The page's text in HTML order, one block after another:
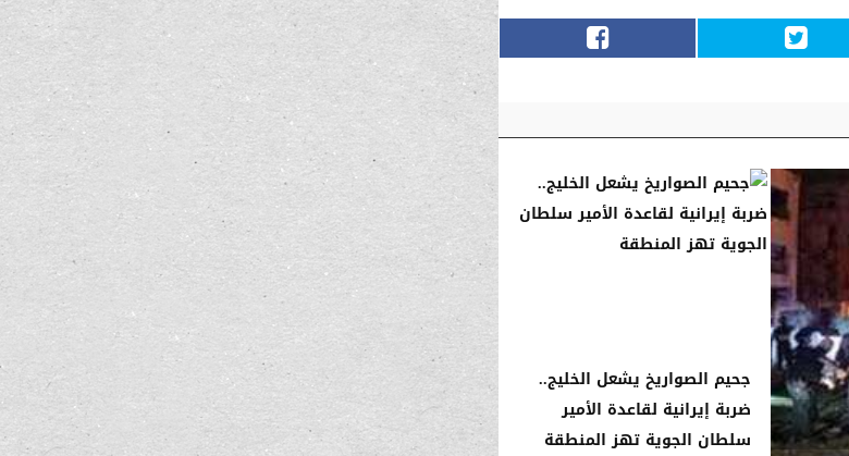
جحيم الصواريخ يشعل الخليج..
ضربة إيرانية لقاعدة الأمير
سلطان الجوية تهز المنطقة